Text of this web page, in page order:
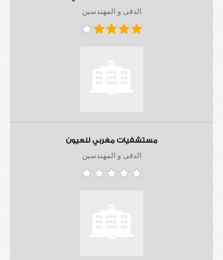
الدقى و المهندسين
مستشفيات مغربي للعيون
الدقى و المهندسين